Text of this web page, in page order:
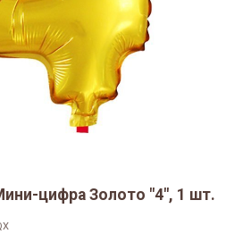
цифра Золото "4", 1 шт.